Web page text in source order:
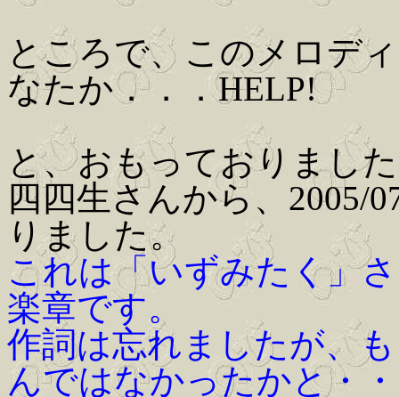
ところで、このメロデ
なたか．．．HELP!
と、おもっておりまし
四四生さんから、2005/
りました。
これは「いずみたく」
楽章です。
作詞は忘れましたが、
んではなかったかと・